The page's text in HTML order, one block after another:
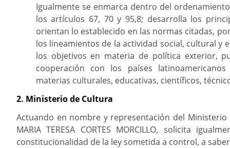
Igualmente se enmarca dentro del
los artículos 67, 70 y 95,8; desarrolla los
orientan lo establecido en las normas citadas,
los lineamientos de la actividad social, cultural y
los objetivos en materia de política exterior,
cooperación con los países
materias culturales, educativas, científicos,
2. Ministerio de Cultura
Actuando en nombre y representación del Ministerio
MARIA TERESA CORTES MORCILLO, solicita
constitucionalidad de la ley sometida a control, a